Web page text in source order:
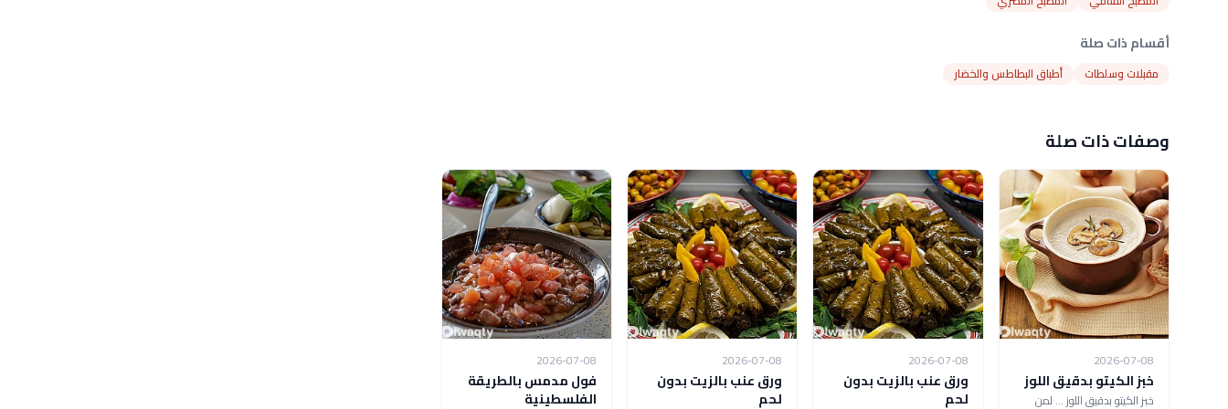
أقسام ذات صلة
مقبلات وسلطات أطباق البطاطس والخضار
وصفات ذات صلة
2026-07-08
خبز الكيتو بدقيق اللوز
خبز الكيتو بدقيق اللوز ... لمن
2026-07-08
ورق عنب بالزيت بدون
لحم
2026-07-08
ورق عنب بالزيت بدون
لحم
2026-07-08
فول مدمس بالطريقة
الفلسطينية